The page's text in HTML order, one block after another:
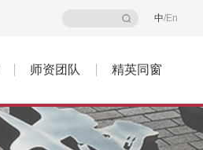
中/En
师资团队 精英同窗